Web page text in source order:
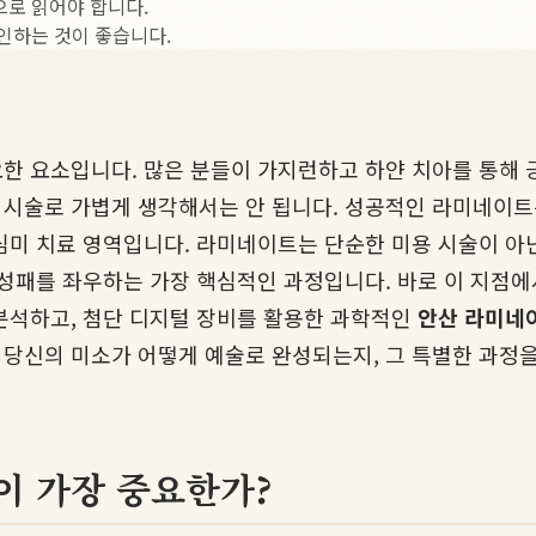
로 읽어야 합니다.
하는 것이 좋습니다.
요소입니다. 많은 분들이 가지런하고 하얀 치아를 통
술로 가볍게 생각해서는 안 됩니다. 성공적인 라미네이
치료 영역입니다. 라미네이트는 단순한 미용 시술이
를 좌우하는 가장 핵심적인 과정입니다. 바로 이 지점
하고, 첨단 디지털 장비를 활용한 과학적인 안산 라미네
신의 미소가 어떻게 예술로 완성되는지, 그 특별한 과정
가장 중요한가?